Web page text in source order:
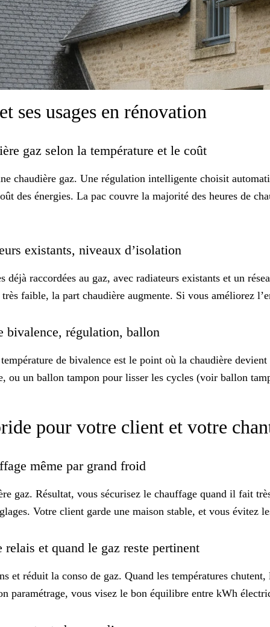
ses usages en rénovation
gaz selon la température et le coût
chaudière gaz. Une régulation intelligente choisit
des énergies. La pac couvre la majorité des heures de
existants, niveaux d’isolation
raccordées au gaz, avec radiateurs existants et un
faible, la part chaudière augmente. Si vous améliorez
bivalence, régulation, ballon
température de bivalence est le point où la chaudière
ou un ballon tampon pour lisser les cycles (voir ballon
pour votre client et votre
même par grand froid
gaz. Résultat, vous sécurisez le chauffage quand il fait
Votre client garde une maison stable, et vous évitez
et quand le gaz reste pertinent
et réduit la conso de gaz. Quand les températures
paramétrage, vous visez le bon équilibre entre kWh